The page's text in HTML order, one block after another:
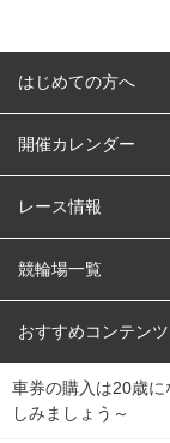
はじめての方へ
はじめての方へ
開催カレンダー
競輪
オートレース
競輪くじ
Dokanto!
レース情報
レース予想
レース結果
キャリーオーバー
競輪場一覧
北日本 函館競輪
関
東
弥彦競輪場
おすすめコンテンツ
競輪選手情報
車券の購入は20歳
しみましょう～